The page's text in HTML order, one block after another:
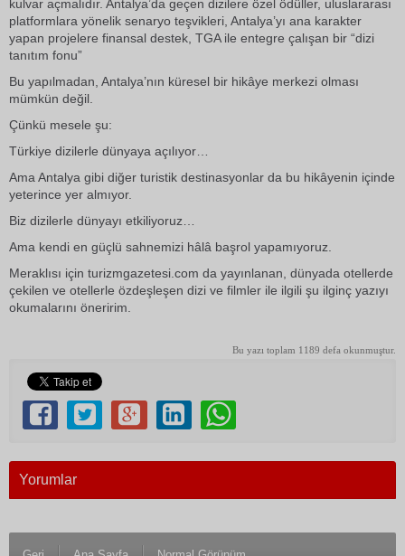
kulvar açmalıdır. Antalya’da geçen dizilere özel ödüller, uluslararası
platformlara yönelik senaryo teşvikleri, Antalya’yı ana karakter
yapan projelere finansal destek, TGA ile entegre çalışan bir “dizi
tanıtım fonu”
Bu yapılmadan, Antalya’nın küresel bir hikâye merkezi olması
mümkün değil.
Çünkü mesele şu:
Türkiye dizilerle dünyaya açılıyor…
Ama Antalya gibi diğer turistik destinasyonlar da bu hikâyenin içinde
yeterince yer almıyor.
Biz dizilerle dünyayı etkiliyoruz…
Ama kendi en güçlü sahnemizi hâlâ başrol yapamıyoruz.
Meraklısı için turizmgazetesi.com da yayınlanan, dünyada otellerde
çekilen ve otellerle özdeşleşen dizi ve filmler ile ilgili şu ilginç yazıyı
okumalarını öneririm.
Bu yazı toplam 1189 defa okunmuştur.
Yorumlar